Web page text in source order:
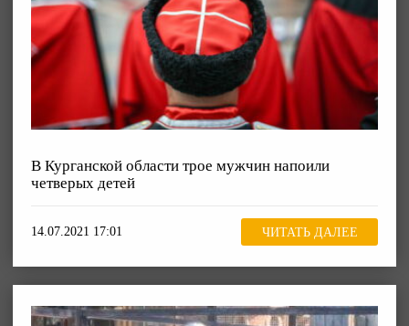
В Курганской области трое мужчин напоили
четверых детей
14.07.2021 17:01 ЧИТАТЬ ДАЛЕЕ